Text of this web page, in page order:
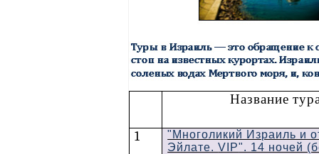
Название
1
"Многоликий Израиль и
Эйлате.VIP". 14 ночей